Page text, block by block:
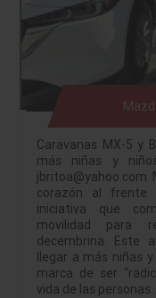
Caravanas MX-5 y
más niñas y
corazón al frente
iniciativa que
movilidad para
decembrina. Este
llegar a más niñas
marca de ser
vida de las